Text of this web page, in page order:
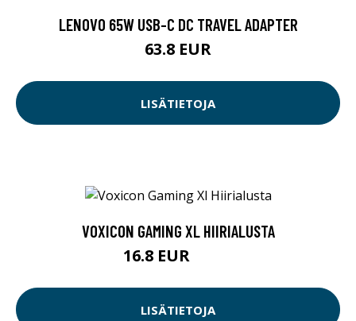
LENOVO 65W USB-C DC TRAVEL ADAPTER
63.8 EUR
LISÄTIETOJA
VOXICON GAMING XL HIIRIALUSTA
16.8 EUR
LISÄTIETOJA